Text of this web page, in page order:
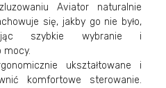
Aviator naturalnie
się, jakby go nie było,
szybkie wybranie i
mocy.
ukształtowane i
komfortowe sterowanie.